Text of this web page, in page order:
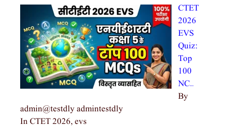
CTET
2026
EVS
Quiz:
Top
100
NC…
By
admin@testdly admintestdly
In CTET 2026, evs